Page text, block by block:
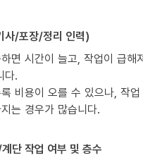
사/포장/정리 인력)
면 시간이 늘고, 작업이 급해
다.
비용이 오를 수 있으나, 작
는 경우가 많습니다.
단 작업 여부 및 층수